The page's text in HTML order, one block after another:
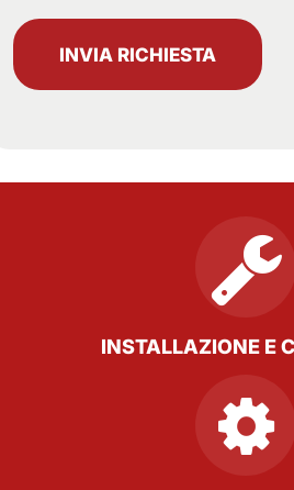
INVIA RICHIESTA
INSTALLAZIONE E